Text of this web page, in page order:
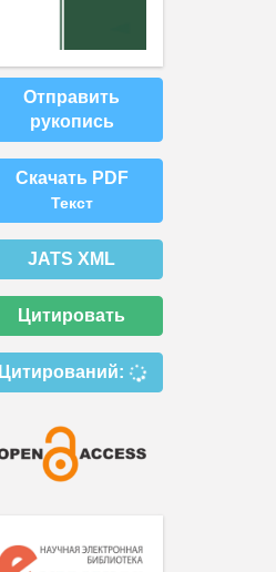
Отправить
рукопись
Скачать PDF
Текст
JATS XML
Цитировать
Цитирований: